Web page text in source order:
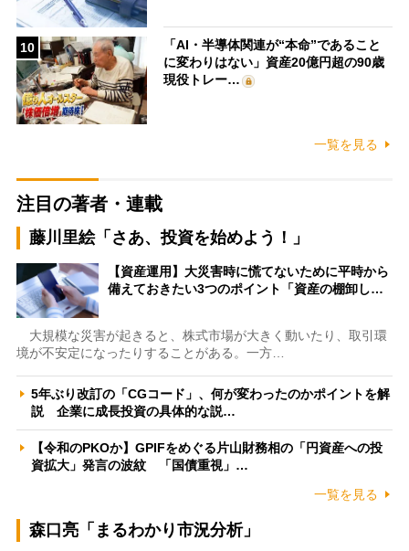
10
「AI・半導体関連が“本命”であること
に変わりはない」資産20億円超の90歳
現役トレー…
一覧を見る
注目の著者・連載
藤川里絵「さあ、投資を始めよう！」
【資産運用】大災害時に慌てないために平時から
備えておきたい3つのポイント「資産の棚卸し…
大規模な災害が起きると、株式市場が大きく動いたり、取引環
境が不安定になったりすることがある。一方…
5年ぶり改訂の「CGコード」、何が変わったのかポイントを解
説 企業に成長投資の具体的な説…
【令和のPKOか】GPIFをめぐる片山財務相の「円資産への投
資拡大」発言の波紋 「国債重視」…
一覧を見る
森口亮「まるわかり市況分析」